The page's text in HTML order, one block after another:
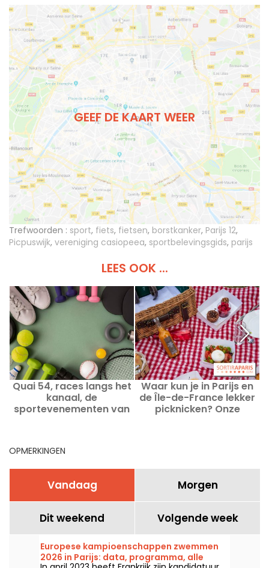
GEEF DE KAART WEER
Trefwoorden : sport, fiets, fietsen, borstkanker, Parijs 12,
Picpuswijk, vereniging casiopeea, sportbelevingsgids, parijs
LEES OOK ...
Quai 54, races langs het
kanaal, de
sportevenementen van
Waar kun je in Parijs en
de Île-de-France lekker
picknicken? Onze
OPMERKINGEN
Vandaag Morgen
Dit weekend Volgende week
Europese kampioenschappen zwemmen
2026 in Parijs: data, programma, alle